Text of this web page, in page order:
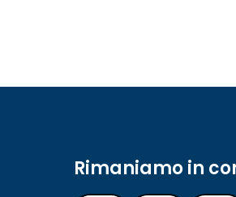
Rimaniamo in